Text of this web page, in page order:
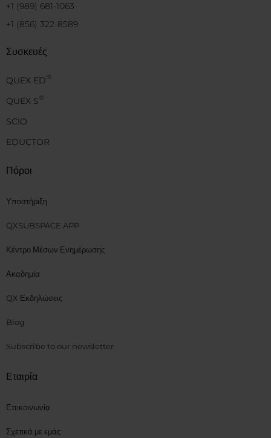
+1 (989) 681-1063
+1 (856) 322-8589
Συσκευές
QUEX ED®
QUEX S®
SCIO
EDUCTOR
Πόροι
Υποστήριξη
QXSUBSPACE APP
Κέντρο Μέσων Ενημέρωσης
Ακαδημία
QX Εκδηλώσεις
Blog
Subscribe to our newsletter
Εταιρία
Επικοινωνία
Σχετικά με εμάς